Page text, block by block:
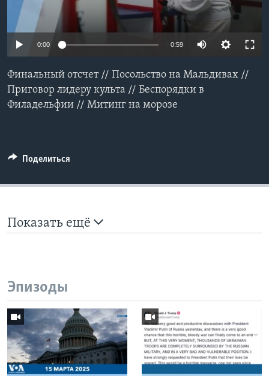
Learning English
Языки
0:00 0:59
Финальный отсчет // Посольство на Мальдивах //
Приговор лидеру культа // Беспорядки в
Филадельфии // Митинг на морозе
Поделиться
Показать ещё
Эпизоды